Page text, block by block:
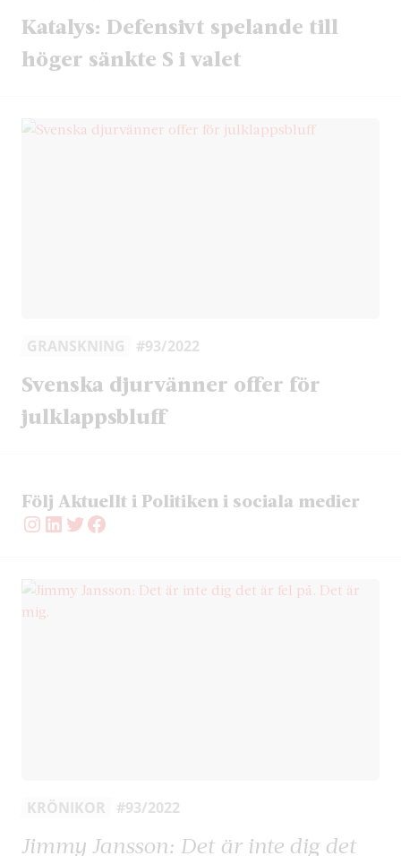
Katalys: Defensivt spelande till
höger sänkte S i valet
GRANSKNING #93/2022
Svenska djurvänner offer för
julklappsbluff
Följ Aktuellt i Politiken i sociala medier
Instagram
LinkedIn
Twitter
Facebook
KRÖNIKOR #93/2022
Jimmy Jansson: Det är inte dig det